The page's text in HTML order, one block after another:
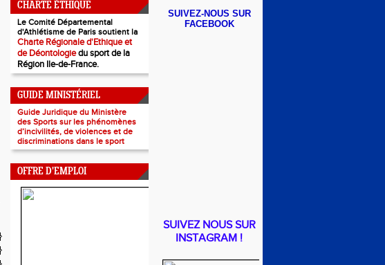
CHARTE ÉTHIQUE
Le Comité Départemental
d'Athlétisme de Paris soutient la
Charte Régionale d'Ethique et
de Déontologiedu sport de la
Région Ile-de-France.
GUIDE MINISTÉRIEL
Guide Juridique du Ministère
des Sports sur les phénomènes
d’incivilités, de violences et de
discriminations dans le sport
OFFRE D'EMPLOI
SUIVEZ-NOUS SUR
FACEBOOK
SUIVEZ NOUS SUR
INSTAGRAM !